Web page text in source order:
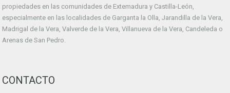
propiedades en las comunidades de Extemadura y Castilla-León,
especialmente en las localidades de Garganta la Olla, Jarandilla de la Vera,
Madrigal de la Vera, Valverde de la Vera, Villanueva de la Vera, Candeleda o
Arenas de San Pedro.
CONTACTO